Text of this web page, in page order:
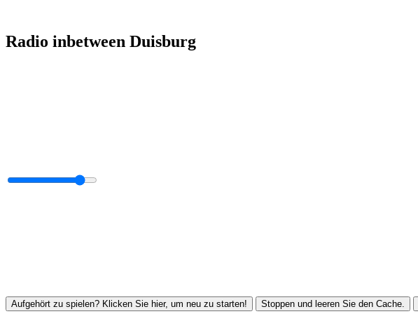
Radio inbetween Duisburg
Aufgehört zu spielen? Klicken Sie hier, um neu zu starten! Stoppen und leeren Sie den Cache.